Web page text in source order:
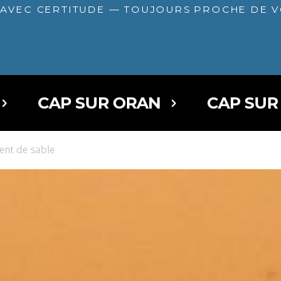
CERTITUDE — TOUJOURS PROCHE DE
CAP SUR ORAN CAP
de sable